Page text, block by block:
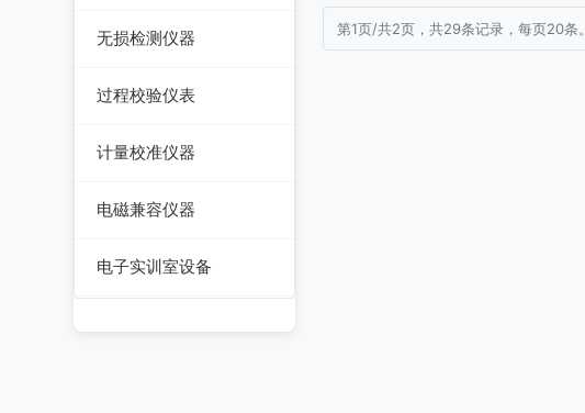
多功能安规测试仪
接触/红外二合一测温
温湿度计/水份仪
粉尘计/粒子计数器
无损检测仪器
转速表
机械故障诊断仪器
过程校验仪表
回路校验仪
计量校准仪器
电磁兼容仪器
电磁抗扰度测试仪
电子实训室设备
第1页/共2页，共29条记录，每页20条。